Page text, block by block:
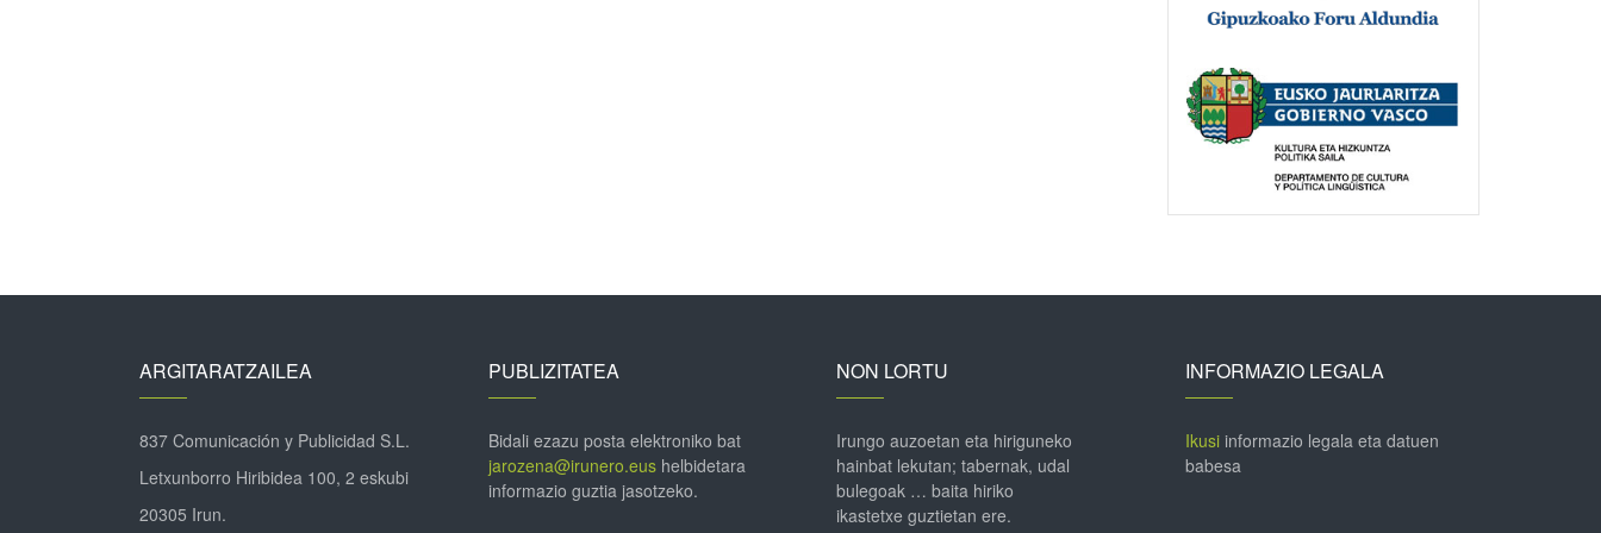
ARGITARATZAILEA
837 Comunicación y Publicidad S.L.
Letxunborro Hiribidea 100, 2 eskubi
20305 Irun.
PUBLIZITATEA
Bidali ezazu posta elektroniko bat
jarozena@irunero.eushelbidetara
informazio guztia jasotzeko.
NON LORTU
Irungo auzoetan eta hiriguneko
hainbat lekutan; tabernak, udal
bulegoak … baita hiriko
ikastetxe guztietan ere.
INFORMAZIO LEGALA
Ikusiinformazio legala eta datuen
babesa